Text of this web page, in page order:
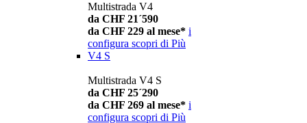
Multistrada V4
da CHF 21´590
da CHF 229 al mese* i
configura scopri di Più
V4 S
Multistrada V4 S
da CHF 25´290
da CHF 269 al mese* i
configura scopri di Più